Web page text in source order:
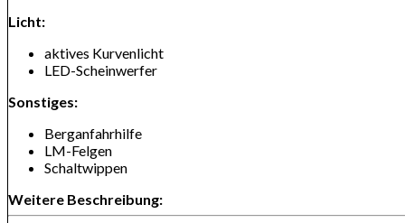
Licht:
aktives Kurvenlicht
LED-Scheinwerfer
Sonstiges:
Berganfahrhilfe
LM-Felgen
Schaltwippen
Weitere Beschreibung: